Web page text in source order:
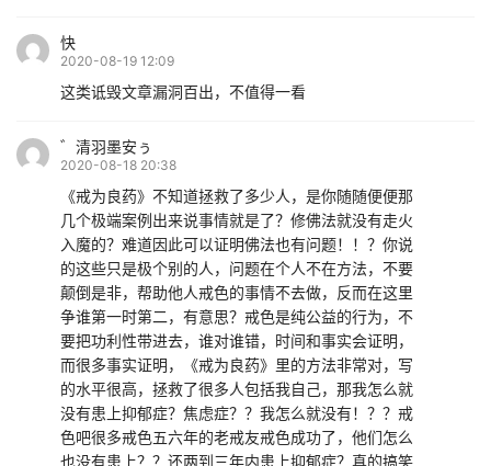
快
2020-08-19 12:09
这类诋毁文章漏洞百出，不值得一看
゛清羽墨安ぅ
2020-08-18 20:38
《戒为良药》不知道拯救了多少人，是你随随便便那
几个极端案例出来说事情就是了？修佛法就没有走火
入魔的？难道因此可以证明佛法也有问题！！？你说
的这些只是极个别的人，问题在个人不在方法，不要
颠倒是非，帮助他人戒色的事情不去做，反而在这里
争谁第一时第二，有意思？戒色是纯公益的行为，不
要把功利性带进去，谁对谁错，时间和事实会证明，
而很多事实证明，《戒为良药》里的方法非常对，写
的水平很高，拯救了很多人包括我自己，那我怎么就
没有患上抑郁症？焦虑症？？我怎么就没有！？？戒
色吧很多戒色五六年的老戒友戒色成功了，他们怎么
也没有患上？？还两到三年内患上抑郁症？真的搞笑